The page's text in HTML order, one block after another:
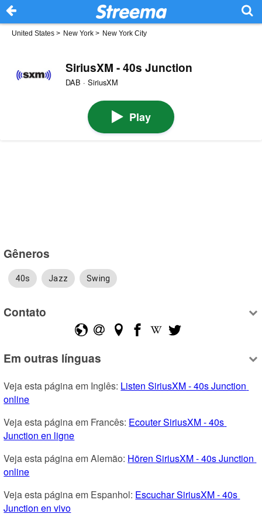
United States > New York > New York City
SiriusXM - 40s Junction
DAB · SiriusXM
Play
Gêneros
40s Jazz Swing
Contato
Em outras línguas
Veja esta página em Inglês: Listen SiriusXM - 40s Junction
online
Veja esta página em Francês: Ecouter SiriusXM - 40s
Junction en ligne
Veja esta página em Alemão: Hören SiriusXM - 40s Junction
online
Veja esta página em Espanhol: Escuchar SiriusXM - 40s
Junction en vivo